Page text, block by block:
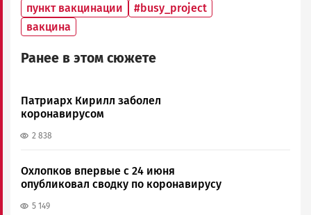
пункт вакцинации
#busy_project
вакцина
Ранее в этом сюжете
Патриарх Кирилл заболел
коронавирусом
2 838
Охлопков впервые с 24 июня
опубликовал сводку по коронавирусу
5 149